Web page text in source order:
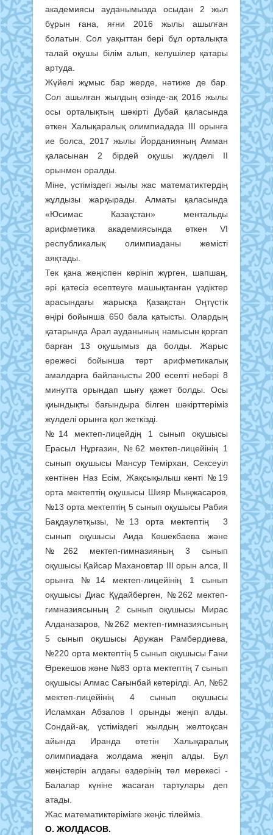
академиясы ауданымызда осыдан 2 жыл
бұрын ғана, яғни 2016 жылы ашылған
болатын. Сол уақыттан бері бұл орталықта
талай оқушы білім алып, келушілер қатары
артуда.
Жүйелі жұмыс бар жерде, нәтиже де бар.
Сол ашылған жылдың өзінде-ақ 2016 жылы
осы орталықтың шәкірті Дубай қаласында
өткен Халықаралық олимпиадада ІІІ орынға
ие болса, 2017 жылы Йорданияның Амман
қаласынан 2 бірдей оқушы жүлделі ІІ
орынмен оралды.
Міне, үстіміздегі жылы жас математиктердің
жұлдызы жарқырады. Алматы қаласында
«Юсимас Казақстан» ментальды
арифметика академиясында өткен VI
республикалық олимпиаданы жемісті
аяқтады.
Тек қана жеңіспен көрініп жүрген, шапшаң,
әрі қатесіз есептеуге машықтанған үздіктер
арасындағы жарысқа Қазақстан Оңтүстік
өңірі бойынша 650 бала қатысты. Олардың
қатарында Арал ауданының намысын қорғап
барған 13 оқушымыз да болды. Жарыс
ережесі бойынша төрт арифметикалық
амалдарға байланысты 200 есепті небәрі 8
минутта орындап шығу қажет болды. Осы
қиындықты бағындыра білген шәкірттеріміз
жүлделі орынға қол жеткізді.
№14 мектеп-лицейдің 1 сынып оқушысы
Ерасыл Нұрғазин, №62 мектеп-лицейінің 1
сынып оқушысы Мансур Темірхан, Сексеуіл
кентінен Наз Есім, Жақсықылыш кенті №19
орта мектептің оқушысы Шияр Мыңжасаров,
№13 орта мектептің 5 сынып оқушысы Рабия
Бақдаулетқызы, №13 орта мектептің 3
сынып оқушысы Аида Көшекбаева және
№262 мектеп-гимназияның 3 сынып
оқушысы Қайсар Махановтар ІІІ орын алса, ІІ
орынға №14 мектеп-лицейінің 1 сынып
оқушысы Диас Құдайберген, №262 мектеп-
гимназиясының 2 сынып оқушысы Мирас
Алданазаров, №262 мектеп-гимназиясының
5 сынып оқушысы Аружан Рамбердиева,
№220 орта мектептің 5 сынып оқушысы Ғани
Өрекешов және №83 орта мектептің 7 сынып
оқушысы Алмас Сағынбай көтерілді. Ал, №62
мектеп-лицейінің 4 сынып оқушысы
Исламхан Абзалов І орынды жеңіп алды.
Сондай-ақ, үстіміздегі жылдың желтоқсан
айында Иранда өтетін Халықаралық
олимпиадаға жолдама жеңіп алды. Бұл
жеңістерін алдағы өздерінің төл мерекесі -
Балалар күніне жасаған тартулары деп
атады.
Жас математиктерімізге жеңіс тілейміз.
О. ЖОЛДАСОВ.